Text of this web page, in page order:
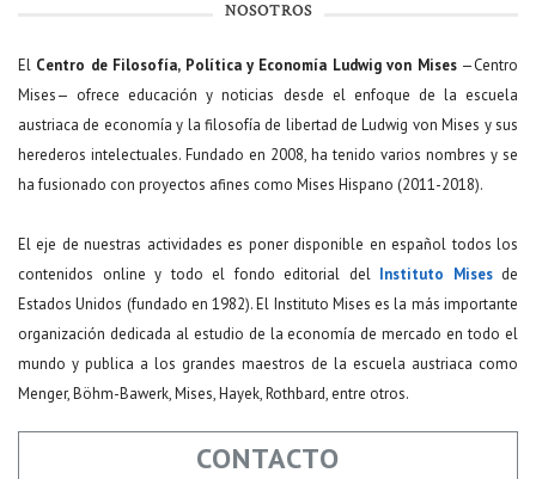
NOSOTROS
El Centro de Filosofía, Política y Economía Ludwig von Mises—Centro
Mises— ofrece educación y noticias desde el enfoque de la escuela
austriaca de economía y la filosofía de libertad de Ludwig von Mises y sus
herederos intelectuales. Fundado en 2008, ha tenido varios nombres y se
ha fusionado con proyectos afines como Mises Hispano (2011-2018).
El eje de nuestras actividades es poner disponible en español todos los
contenidos online y todo el fondo editorial del Instituto Misesde
Estados Unidos (fundado en 1982). El Instituto Mises es la más importante
organización dedicada al estudio de la economía de mercado en todo el
mundo y publica a los grandes maestros de la escuela austriaca como
Menger, Böhm-Bawerk, Mises, Hayek, Rothbard, entre otros.
CONTACTO